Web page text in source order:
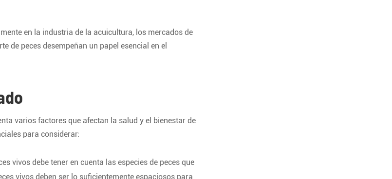
en la industria de la acuicultura, los mercados de
de peces desempeñan un papel esencial en el
varios factores que afectan la salud y el bienestar de
para considerar:
vivos debe tener en cuenta las especies de peces que
vivos deben ser lo suficientemente espaciosos para